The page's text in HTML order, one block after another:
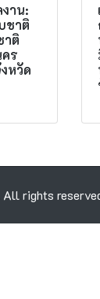
าน:
ชาติ
าติ
ร
หวัด
rights